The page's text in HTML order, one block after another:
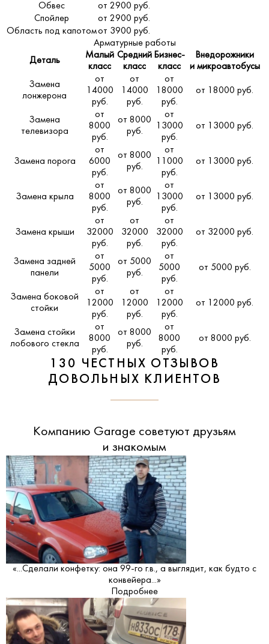
Обвес
от 2900 руб.
Спойлер
от 2900 руб.
Область под капотомот 3900 руб.
Арматурные работы
Деталь
Малый
класс
Средний
класс
Бизнес-
класс
Внедорожники
и микроавтобусы
Замена
лонжерона
от
14000
руб.
от
14000
руб.
от
18000
руб.
от 18000 руб.
Замена
телевизора
от
8000
руб.
от 8000
руб.
от
13000
руб.
от 13000 руб.
Замена порога
от
6000
руб.
от 8000
руб.
от
11000
руб.
от 13000 руб.
Замена крыла
от
8000
руб.
от 8000
руб.
от
13000
руб.
от 13000 руб.
Замена крыши
от
32000
руб.
от
32000
руб.
от
32000
руб.
от 32000 руб.
Замена задней
панели
от
5000
руб.
от 5000
руб.
от
5000
руб.
от 5000 руб.
Замена боковой
стойки
от
12000
руб.
от
12000
руб.
от
12000
руб.
от 12000 руб.
Замена стойки
лобового стекла
от
8000
руб.
от 8000
руб.
от
8000
руб.
от 8000 руб.
130 ЧЕСТНЫХ ОТЗЫВОВ
ДОВОЛЬНЫХ КЛИЕНТОВ
Компанию Garage советуют друзьям
и знакомым
«...Сделали конфетку: она 99-го г.в., а выглядит, как будто с
конвейера...»
Подробнее